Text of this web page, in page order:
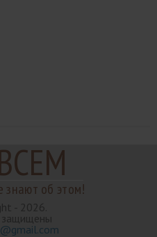
знают об этом!
- 2026.
защищены